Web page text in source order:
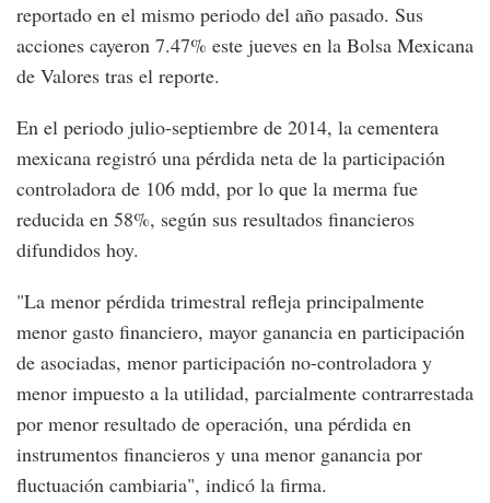
reportado en el mismo periodo del año pasado. Sus
acciones cayeron 7.47% este jueves en la Bolsa Mexicana
de Valores tras el reporte.
En el periodo julio-septiembre de 2014, la cementera
mexicana registró una pérdida neta de la participación
controladora de 106 mdd, por lo que la merma fue
reducida en 58%, según sus resultados financieros
difundidos hoy.
"La menor pérdida trimestral refleja principalmente
menor gasto financiero, mayor ganancia en participación
de asociadas, menor participación no-controladora y
menor impuesto a la utilidad, parcialmente contrarrestada
por menor resultado de operación, una pérdida en
instrumentos financieros y una menor ganancia por
fluctuación cambiaria", indicó la firma.